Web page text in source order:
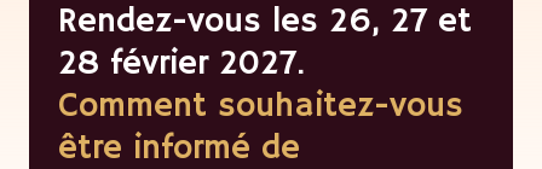
Rendez-vous les 26, 27 et
28 février 2027.
Comment souhaitez-vous
être informé de